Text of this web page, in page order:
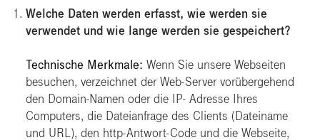
Welche Daten werden erfasst, wie werden sie
verwendet und wie lange werden sie gespeichert?
Technische Merkmale: Wenn Sie unsere Webseiten
besuchen, verzeichnet der Web-Server vorübergehend
den Domain-Namen oder die IP- Adresse Ihres
Computers, die Dateianfrage des Clients (Dateiname
und URL), den http-Antwort-Code und die Webseite,